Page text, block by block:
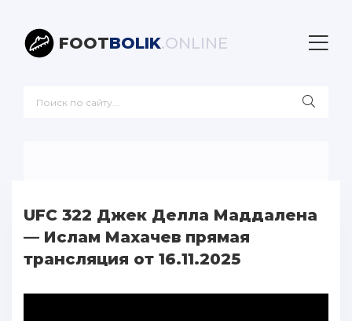
FOOTBOLIK.ONLINE
UFC 322 Джек Делла Маддалена
— Ислам Махачев прямая
трансляция от 16.11.2025